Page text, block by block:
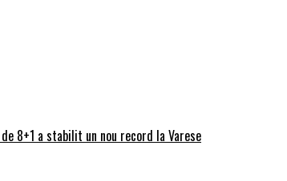
8+1 a stabilit un nou record la Varese